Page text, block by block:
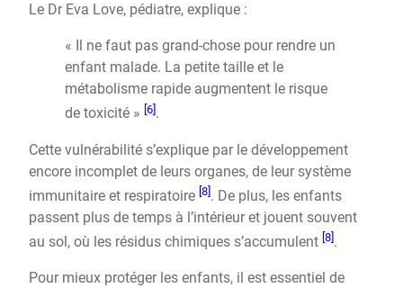
Le Dr Eva Love, pédiatre, explique :
« Il ne faut pas grand-chose pour rendre un
enfant malade. La petite taille et le
métabolisme rapide augmentent le risque
de toxicité » [6].
Cette vulnérabilité s’explique par le développement
encore incomplet de leurs organes, de leur système
immunitaire et respiratoire [8]. De plus, les enfants
passent plus de temps à l’intérieur et jouent souvent
au sol, où les résidus chimiques s’accumulent [8] .
Pour mieux protéger les enfants, il est essentiel de